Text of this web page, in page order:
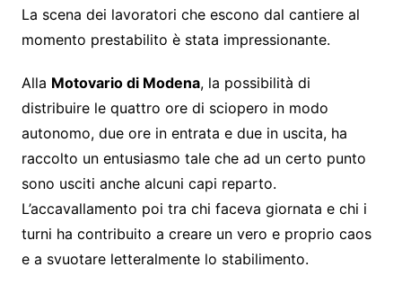
La scena dei lavoratori che escono dal cantiere al
momento prestabilito è stata impressionante.
Alla Motovario di Modena, la possibilità di
distribuire le quattro ore di sciopero in modo
autonomo, due ore in entrata e due in uscita, ha
raccolto un entusiasmo tale che ad un certo punto
sono usciti anche alcuni capi reparto.
L’accavallamento poi tra chi faceva giornata e chi i
turni ha contribuito a creare un vero e proprio caos
e a svuotare letteralmente lo stabilimento.